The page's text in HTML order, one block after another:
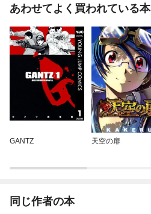
あわせてよく買われている本
GANTZ 天空の扉
同じ作者の本